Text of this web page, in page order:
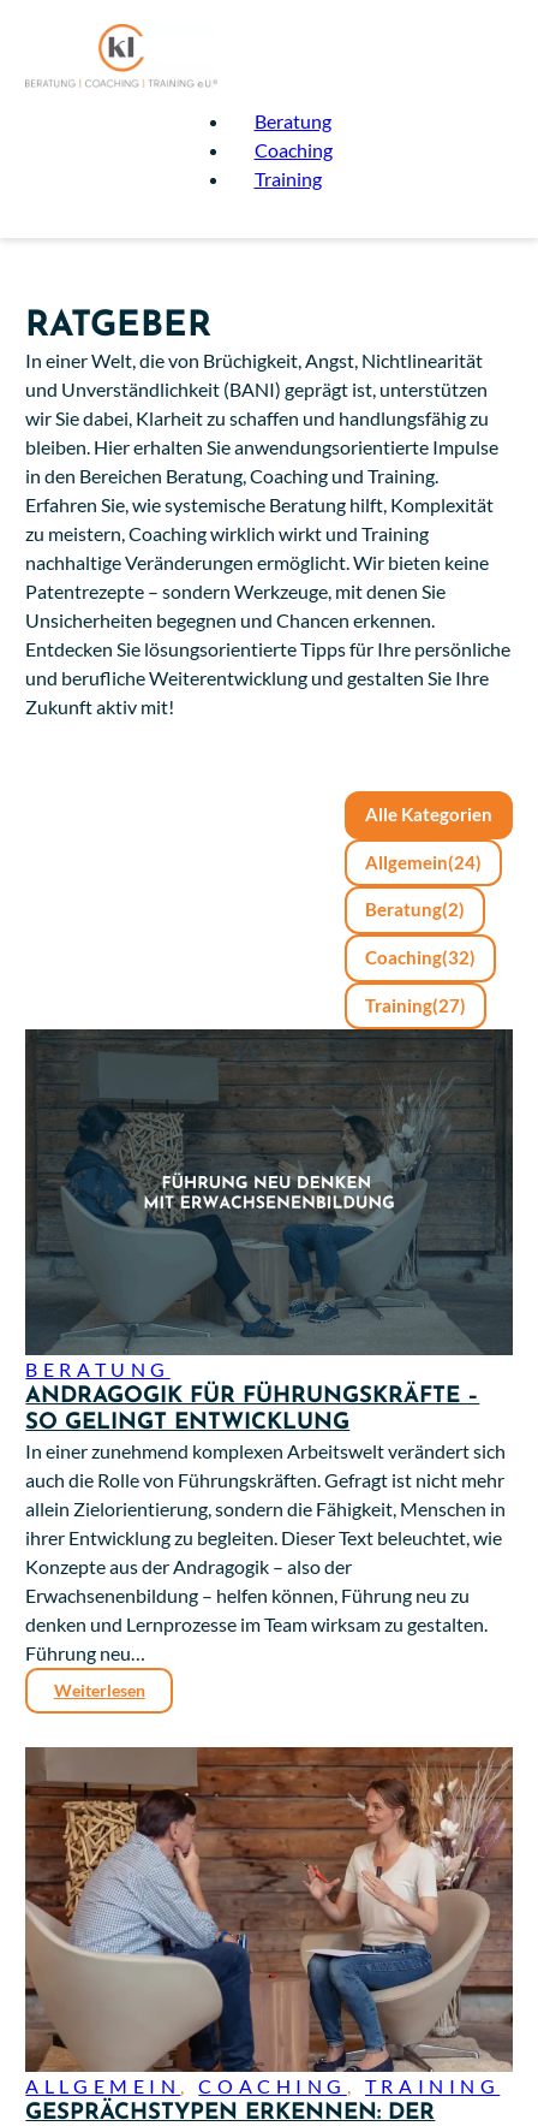
Beratung
Coaching
Training
RATGEBER
In einer Welt, die von Brüchigkeit, Angst, Nichtlinearität
und Unverständlichkeit (BANI) geprägt ist, unterstützen
wir Sie dabei, Klarheit zu schaffen und handlungsfähig zu
bleiben. Hier erhalten Sie anwendungsorientierte Impulse
in den Bereichen Beratung, Coaching und Training.
Erfahren Sie, wie systemische Beratung hilft, Komplexität
zu meistern, Coaching wirklich wirkt und Training
nachhaltige Veränderungen ermöglicht. Wir bieten keine
Patentrezepte – sondern Werkzeuge, mit denen Sie
Unsicherheiten begegnen und Chancen erkennen.
Entdecken Sie lösungsorientierte Tipps für Ihre persönliche
und berufliche Weiterentwicklung und gestalten Sie Ihre
Zukunft aktiv mit!
Alle Kategorien
Allgemein(24)
Beratung(2)
Coaching(32)
Training(27)
BERATUNG
ANDRAGOGIK FÜR FÜHRUNGSKRÄFTE –
SO GELINGT ENTWICKLUNG
In einer zunehmend komplexen Arbeitswelt verändert sich
auch die Rolle von Führungskräften. Gefragt ist nicht mehr
allein Zielorientierung, sondern die Fähigkeit, Menschen in
ihrer Entwicklung zu begleiten. Dieser Text beleuchtet, wie
Konzepte aus der Andragogik – also der
Erwachsenenbildung – helfen können, Führung neu zu
denken und Lernprozesse im Team wirksam zu gestalten.
Führung neu…
Weiterlesen
ALLGEMEIN ,COACHING , TRAINING
GESPRÄCHSTYPEN ERKENNEN: DER